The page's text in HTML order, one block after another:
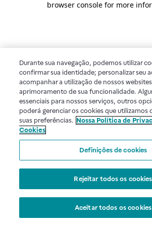
browser console for more
Durante sua navegação, podemos utilizar
confirmar sua identidade; personalizar seu
acompanhar a utilização de nossos
aprimoramento de sua funcionalidade.
essenciais para nossos serviços, outros
poderá gerenciar os cookies que utilizamos
suas preferências. Nossa Política de
Cookies
Definições de cookies
Rejeitar todos os cookies
Aceitar todos os cookies